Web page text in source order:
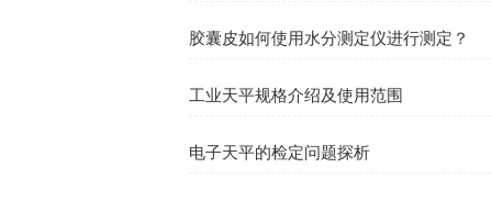
胶囊皮如何使用水分测定仪进行测定？
工业天平规格介绍及使用范围
电子天平的检定问题探析